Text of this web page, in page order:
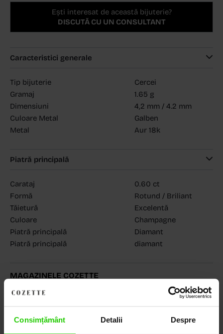
Consimțământ Detalii Despre
Ești interesat de această bijuterie?
DISCUTĂ CU UN CONSULTANT
Caracteristici generale
Tip bijuterie
Cercei
Gramaj
1.65 g
Dimensiuni
4,2 mm / 4.2 mm
Culoare Metal
Galben
Metal
Aur 18k
Piatră principală
Carataj
0.60 ct
Formă
Rotund / Briliant
Tăietură
Excelentă
Culoare
Champagne
Piatră principală
Diamant
Piatră principală
diamant
MAGAZINELE COZETTE
COZETTE - Sediu central
Babilonia, Auchan Dr. Taberei, Bucuresti(vezi detalii)